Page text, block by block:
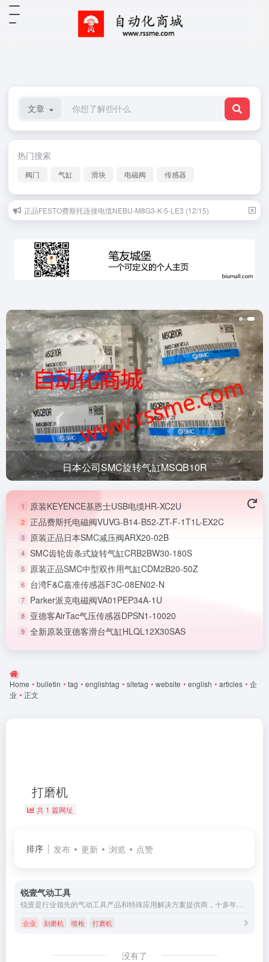
文章
热门搜索
阀门 气缸 滑块 电磁阀 传感器
正品FESTO费斯托连接电缆NEBU-M8G3-K-5-LE3 (12/15)
日本公司SMC旋转气缸MSQB10R
1 原装KEYENCE基恩士USB电缆HR-XC2U
2 正品费斯托电磁阀VUVG-B14-B52-ZT-F-1T1L-EX2C
3 原装正品日本SMC减压阀ARX20-02B
4 SMC齿轮齿条式旋转气缸CRB2BW30-180S
5 原装正品SMC中型双作用气缸CDM2B20-50Z
6 台湾F&C嘉准传感器F3C-08EN02-N
7 Parker派克电磁阀VA01PEP34A-1U
8 亚德客AirTac气压传感器DPSN1-10020
9 全新原装亚德客滑台气缸HLQL12X30SAS
Home • bulletin • tag • englishtag • sitetag • website • english • articles • 企
业 • 正文
打磨机
共 1 篇网址
排序 发布 更新 浏览 点赞
锐壹气动工具
企业 刻磨机 喷枪 打磨机
没有了